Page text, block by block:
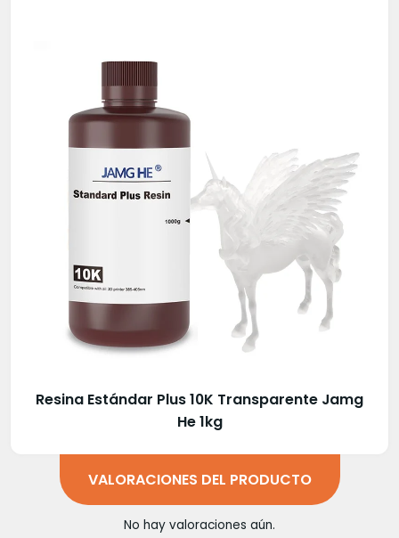
Resina Estándar Plus 10K Transparente Jamg
He 1kg
VALORACIONES DEL PRODUCTO
No hay valoraciones aún.